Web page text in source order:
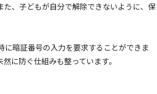
、子どもが自分で解除できないように、保
暗証番号の入力を要求することができま
に防ぐ仕組みも整っています。